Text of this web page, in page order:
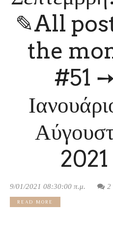
✎All
the
#51
2021
9/01/2021 08:30:00 π.μ. 2
READ MORE